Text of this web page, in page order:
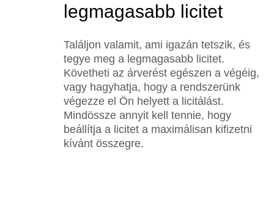
legmagasabb licitet
Találjon valamit, ami igazán tetszik, és
tegye meg a legmagasabb licitet.
Követheti az árverést egészen a végéig,
vagy hagyhatja, hogy a rendszerünk
végezze el Ön helyett a licitálást.
Mindössze annyit kell tennie, hogy
beállítja a licitet a maximálisan kifizetni
kívánt összegre.